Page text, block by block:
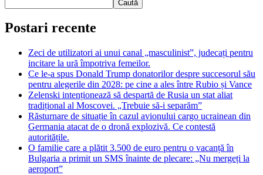
Caută
Postari recente
Zeci de utilizatori ai unui canal „masculinist”, judecați pentru
incitare la ură împotriva femeilor.
Ce le-a spus Donald Trump donatorilor despre succesorul său
pentru alegerile din 2028: pe cine a ales între Rubio și Vance
Zelenski intenționează să despartă de Rusia un stat aliat
tradițional al Moscovei. „Trebuie să-i separăm”
Răsturnare de situație în cazul avionului cargo ucrainean din
Germania atacat de o dronă explozivă. Ce contestă
autoritățile.
O familie care a plătit 3.500 de euro pentru o vacanță în
Bulgaria a primit un SMS înainte de plecare: „Nu mergeți la
aeroport”